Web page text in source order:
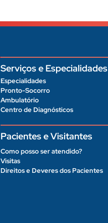
Serviços e Especialidades
Especialidades
Pronto-Socorro
Ambulatório
Centro de Diagnósticos
Pacientes e Visitantes
Como posso ser atendido?
Visitas
Direitos e Deveres dos Pacientes